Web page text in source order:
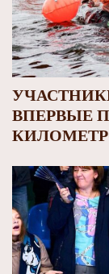
ВПЕРВЫЕ